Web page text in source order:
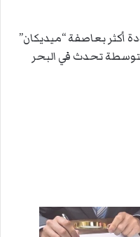
بعاصفة “ميديكان”
تحدث في البحر